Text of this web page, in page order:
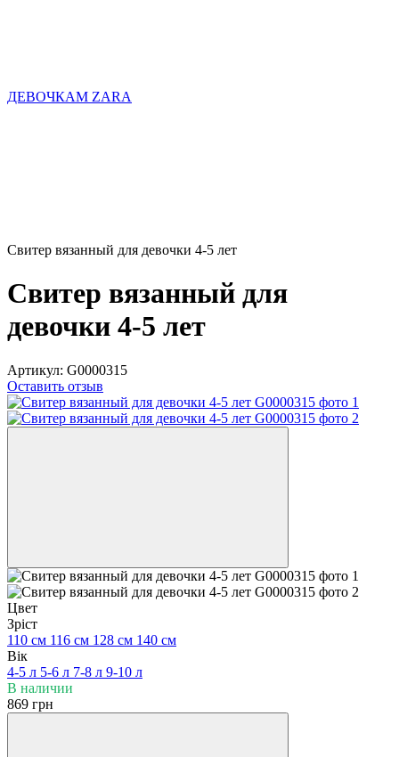
ДЕВОЧКАМ ZARA
Свитер вязанный для девочки 4-5 лет
Свитер вязанный для
девочки 4-5 лет
Артикул: G0000315
Оставить отзыв
Цвет
Зріст
110 см 116 см 128 см 140 см
Вік
4-5 л 5-6 л 7-8 л 9-10 л
В наличии
869 грн